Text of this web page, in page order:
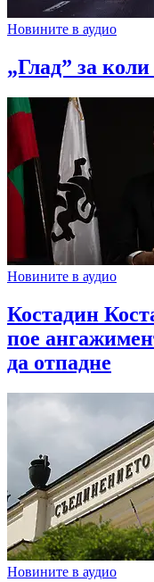
Новините в аудио
„Глад” за
Новините в аудио
Костадин
пое
да отпадне
Новините в аудио